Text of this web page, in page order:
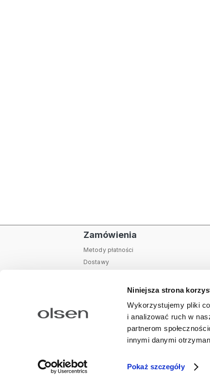
Niniejsza strona
Wykorzystujemy pliki
i analizować ruch w
partnerom
innymi danymi
Pokaż szczegóły
Zamówienia
Metody płatności
Dostawy
Tabela rozmiarów
Karta podarunkowa